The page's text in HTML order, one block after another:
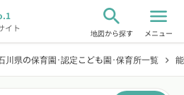
イト
search
地図から探す
menu
メニュー
川県の保育園･認定こども園･保育所一覧 chevron_right